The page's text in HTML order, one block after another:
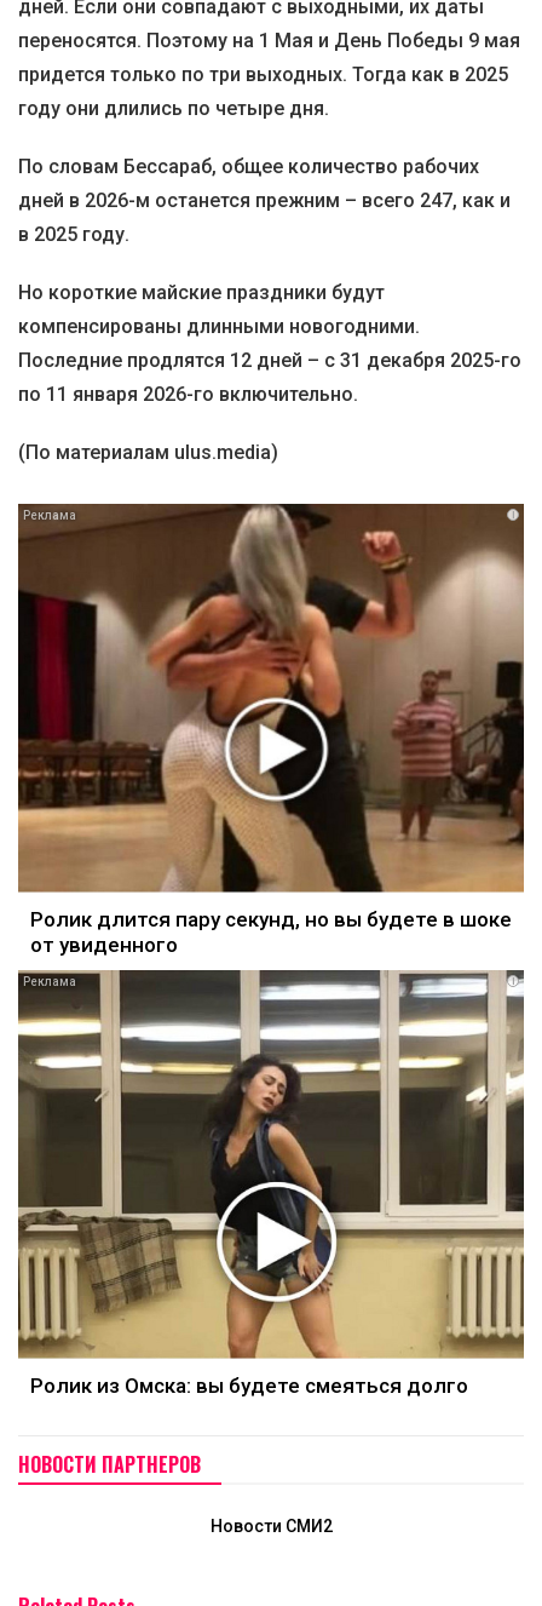
дней. Если они совпадают с выходными, их даты
переносятся. Поэтому на 1 Мая и День Победы 9 мая
придется только по три выходных. Тогда как в 2025
году они длились по четыре дня.
По словам Бессараб, общее количество рабочих
дней в 2026-м останется прежним – всего 247, как и
в 2025 году.
Но короткие майские праздники будут
компенсированы длинными новогодними.
Последние продлятся 12 дней – с 31 декабря 2025-го
по 11 января 2026-го включительно.
(По материалам ulus.media)
i
Ролик длится пару секунд, но вы будете в шоке
от увиденного
i
Ролик из Омска: вы будете смеяться долго
НОВОСТИ ПАРТНЕРОВ
Новости СМИ2